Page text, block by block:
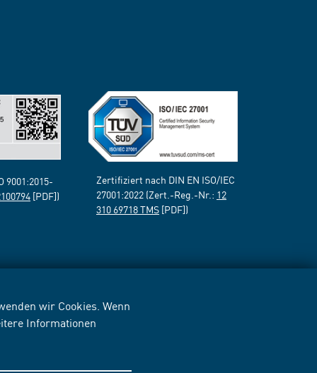
wir Cookies. Wenn
Informationen
9001:2015-
[PDF])
Zertifiziert nach DIN EN ISO/IEC
27001:2022 (Zert.-Reg.-Nr.: 12
310 69718 TMS [PDF])